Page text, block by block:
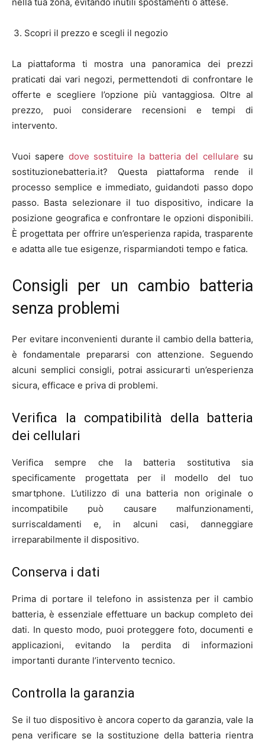
Scopri il prezzo e scegli il negozio
La piattaforma ti mostra una panoramica dei prezzi
praticati dai vari negozi, permettendoti di confrontare le
offerte e scegliere l’opzione più vantaggiosa. Oltre al
prezzo, puoi considerare recensioni e tempi di
intervento.
Vuoi sapere dove sostituire la batteria del cellulare su
sostituzionebatteria.it? Questa piattaforma rende il
processo semplice e immediato, guidandoti passo dopo
passo. Basta selezionare il tuo dispositivo, indicare la
posizione geografica e confrontare le opzioni disponibili.
È progettata per offrire un’esperienza rapida, trasparente
e adatta alle tue esigenze, risparmiandoti tempo e fatica.
Consigli per un cambio batteria
senza problemi
Per evitare inconvenienti durante il cambio della batteria,
è fondamentale prepararsi con attenzione. Seguendo
alcuni semplici consigli, potrai assicurarti un’esperienza
sicura, efficace e priva di problemi.
Verifica la compatibilità della batteria
dei cellulari
Verifica sempre che la batteria sostitutiva sia
specificamente progettata per il modello del tuo
smartphone. L’utilizzo di una batteria non originale o
incompatibile può causare malfunzionamenti,
surriscaldamenti e, in alcuni casi, danneggiare
irreparabilmente il dispositivo.
Conserva i dati
Prima di portare il telefono in assistenza per il cambio
batteria, è essenziale effettuare un backup completo dei
dati. In questo modo, puoi proteggere foto, documenti e
applicazioni, evitando la perdita di informazioni
importanti durante l’intervento tecnico.
Controlla la garanzia
Se il tuo dispositivo è ancora coperto da garanzia, vale la
pena verificare se la sostituzione della batteria rientra